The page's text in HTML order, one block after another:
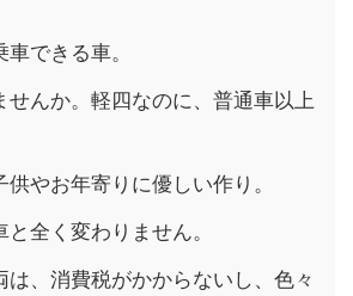
できる車。
んか。軽四なのに、普通車以上
やお年寄りに優しい作り。
全く変わりません。
は、消費税がかからないし、色々